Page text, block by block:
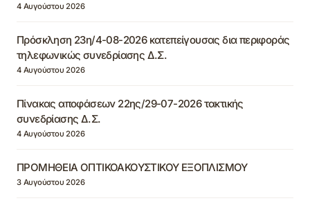
4 Αυγούστου 2026
Πρόσκληση 23η/4-08-2026 κατεπείγουσας δια περιφοράς
τηλεφωνικώς συνεδρίασης Δ.Σ.
4 Αυγούστου 2026
Πίνακας αποφάσεων 22ης/29-07-2026 τακτικής
συνεδρίασης Δ.Σ.
4 Αυγούστου 2026
ΠΡΟΜΗΘΕΙΑ ΟΠΤΙΚΟΑΚΟΥΣΤΙΚΟΥ ΕΞΟΠΛΙΣΜΟΥ
3 Αυγούστου 2026